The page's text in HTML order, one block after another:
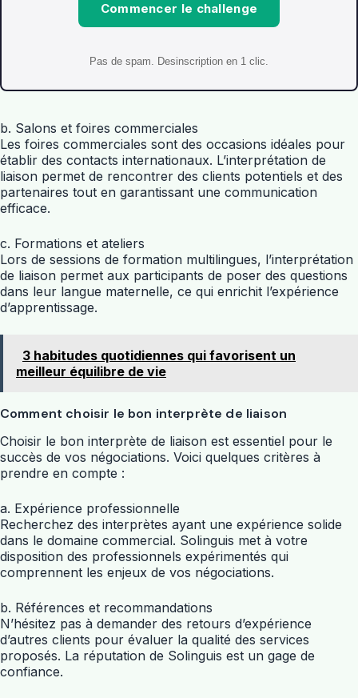
Commencer le challenge
Pas de spam. Desinscription en 1 clic.
b. Salons et foires commerciales
Les foires commerciales sont des occasions idéales pour
établir des contacts internationaux. L’interprétation de
liaison permet de rencontrer des clients potentiels et des
partenaires tout en garantissant une communication
efficace.
c. Formations et ateliers
Lors de sessions de formation multilingues, l’interprétation
de liaison permet aux participants de poser des questions
dans leur langue maternelle, ce qui enrichit l’expérience
d’apprentissage.
3 habitudes quotidiennes qui favorisent un
meilleur équilibre de vie
Comment choisir le bon interprète de liaison
Choisir le bon interprète de liaison est essentiel pour le
succès de vos négociations. Voici quelques critères à
prendre en compte :
a. Expérience professionnelle
Recherchez des interprètes ayant une expérience solide
dans le domaine commercial. Solinguis met à votre
disposition des professionnels expérimentés qui
comprennent les enjeux de vos négociations.
b. Références et recommandations
N’hésitez pas à demander des retours d’expérience
d’autres clients pour évaluer la qualité des services
proposés. La réputation de Solinguis est un gage de
confiance.